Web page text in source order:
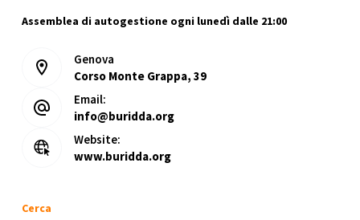
Assemblea di autogestione ogni lunedì dalle 21:00
Genova
Corso Monte Grappa, 39
Email:
info@buridda.org
Website:
www.buridda.org
Cerca